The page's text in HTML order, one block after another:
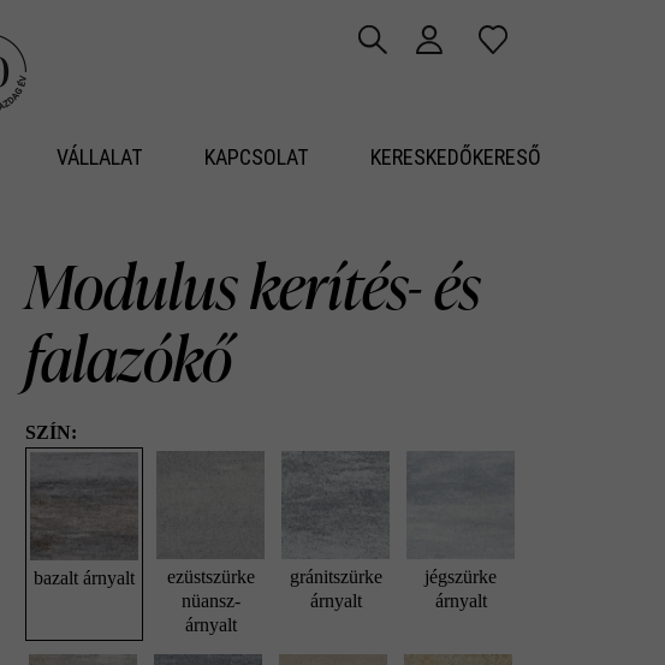
VÁLLALAT KAPCSOLAT KERESKEDŐKERESŐ
Modulus kerítés- és
falazókő
SZÍN:
bazalt árnyalt
ezüstszürke
nüansz-
árnyalt
gránitszürke
árnyalt
jégszürke
árnyalt